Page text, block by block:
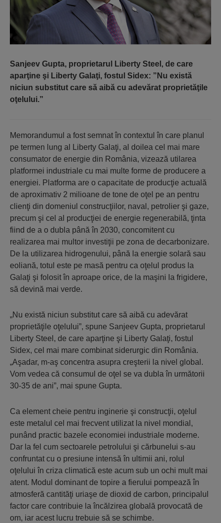
Sanjeev Gupta, proprietarul Liberty Steel, de care
aparţine şi Liberty Galaţi, fostul Sidex: ”Nu există
niciun substitut care să aibă cu adevărat proprietăţile
oţelului.”
Memorandumul a fost semnat în contextul în care planul
pe termen lung al Liberty Galaţi, al doilea cel mai mare
consumator de energie din România, vizează utilarea
platformei industriale cu mai multe forme de producere a
energiei. Platforma are o capacitate de producţie actuală
de aproximativ 2 milioane de tone de oţel pe an pentru
clienţi din domeniul construcţiilor, naval, petrolier şi gaze,
precum şi cel al producţiei de energie regenerabilă, ţinta
fiind de a o dubla până în 2030, concomitent cu
realizarea mai multor investiţii pe zona de decarbonizare.
De la utilizarea hidrogenului, până la energie solară sau
eoliană, totul este pe masă pentru ca oţelul produs la
Galaţi şi folosit în aproape orice, de la maşini la frigidere,
să devină mai verde.
„Nu există niciun substitut care să aibă cu adevărat
proprietăţile oţelului”, spune Sanjeev Gupta, proprietarul
Liberty Steel, de care aparţine şi Liberty Galaţi, fostul
Sidex, cel mai mare combinat siderurgic din România.
„Aşadar, m-aş concentra asupra creşterii la nivel global.
Vom vedea că consumul de oţel se va dubla în următorii
30-35 de ani”, mai spune Gupta.
Ca element cheie pentru inginerie şi construcţii, oţelul
este metalul cel mai frecvent utilizat la nivel mondial,
punând practic bazele economiei industriale moderne.
Dar la fel cum sectoarele petrolului şi cărbunelui s-au
confruntat cu o presiune intensă în ultimii ani, rolul
oţelului în criza climatică este acum sub un ochi mult mai
atent. Modul dominant de topire a fierului pompează în
atmosferă cantităţi uriaşe de dioxid de carbon, principalul
factor care contribuie la încălzirea globală provocată de
om, iar acest lucru trebuie să se schimbe.